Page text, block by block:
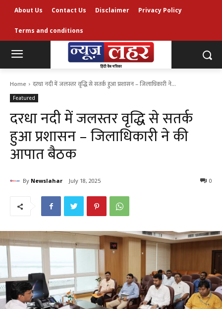
About Us Contact Us Disclaimer Privacy Policy
Terms and conditions
Home दरधा नदी में जलस्तर वृद्धि से सतर्क हुआ प्रशासन – जिलाधिकारी ने...
Featured
दरधा नदी में जलस्तर वृद्धि से सतर्क
हुआ प्रशासन – जिलाधिकारी ने की
आपात बैठक
By Newslahar July 18, 2025 0